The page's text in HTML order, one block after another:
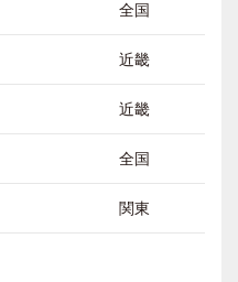
全国
近畿
近畿
全国
関東